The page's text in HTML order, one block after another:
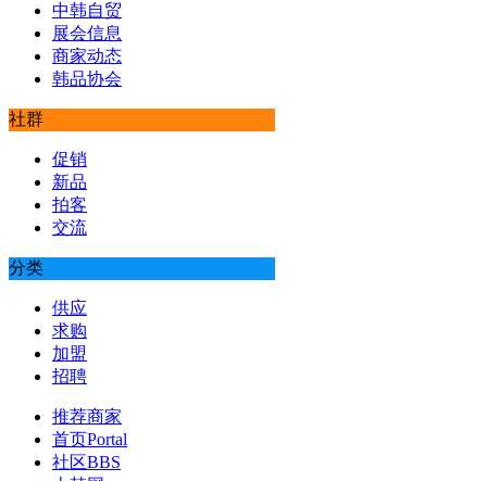
中韩自贸
展会信息
商家动态
韩品协会
社群
促销
新品
拍客
交流
分类
供应
求购
加盟
招聘
推荐商家
首页Portal
社区BBS